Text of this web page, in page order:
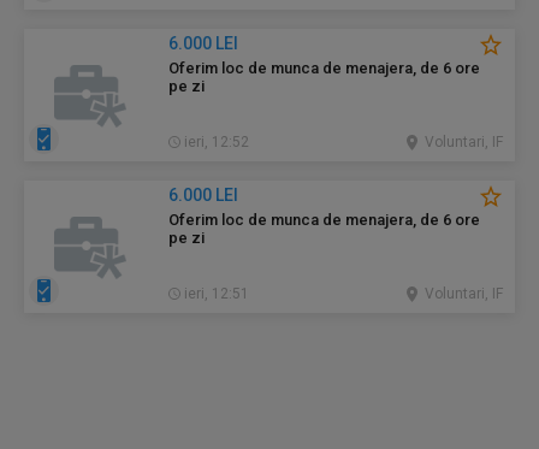
6.000 LEI
Oferim loc de munca de menajera, de 6 ore
pe zi
ieri, 12:52 Voluntari, IF
6.000 LEI
Oferim loc de munca de menajera, de 6 ore
pe zi
ieri, 12:51 Voluntari, IF